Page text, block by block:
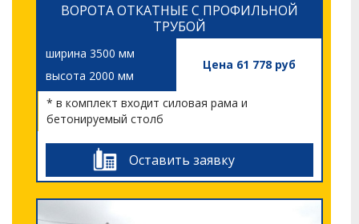
ВОРОТА ОТКАТНЫЕ С ПРОФИЛЬНОЙ
ТРУБОЙ
ширина 3500 мм
высота 2000 мм
Цена 61 778 руб
* в комплект входит силовая рама и
бетонируемый столб
Оставить заявку